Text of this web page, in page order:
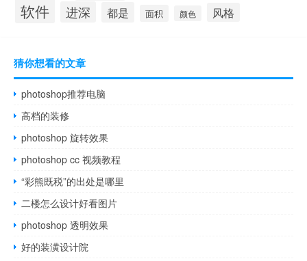
软件 进深 都是 面积 颜色 风格
猜你想看的文章
photoshop推荐电脑
高档的装修
photoshop 旋转效果
photoshop cc 视频教程
“彩熊既税”的出处是哪里
二楼怎么设计好看图片
photoshop 透明效果
好的装潢设计院